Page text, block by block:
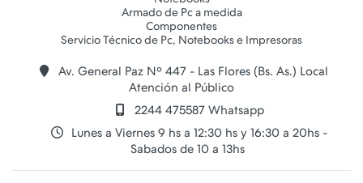
Armado de Pc a medida
Componentes
Av. General Paz Nº 447 - Las Flores (Bs. As.) Local
Atención al Público
2244 475587 Whatsapp
Lunes a Viernes 9 hs a 12:30 hs y 16:30 a 20hs -
Sabados de 10 a 13hs